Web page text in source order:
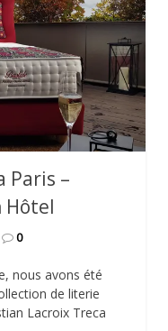
Paris –
Hôtel
0
nous avons été
de literie
Lacroix Treca